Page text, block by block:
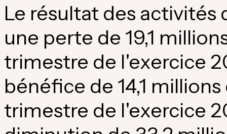
Le résultat des
une perte de 19,1
trimestre de l'exercice
bénéfice de 14,1
trimestre de l'exercice